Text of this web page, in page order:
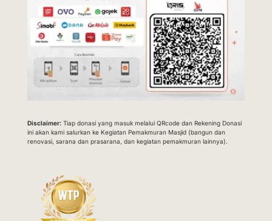
Disclaimer:Tiap donasi yang masuk melalui QRcode dan Rekening Donasi
ini akan kami salurkan ke Kegiatan Pemakmuran Masjid (bangun dan
renovasi, sarana dan prasarana, dan kegiatan pemakmuran lainnya).